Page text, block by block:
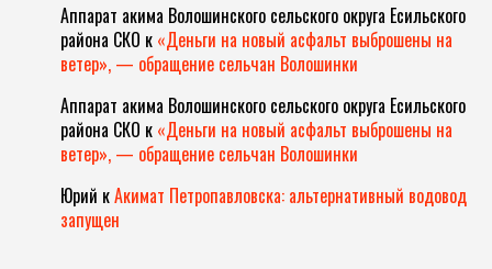
Аппарат акима Волошинского сельского округа Есильского
района СКО к «Деньги на новый асфальт выброшены на
ветер», — обращение сельчан Волошинки
Аппарат акима Волошинского сельского округа Есильского
района СКО к «Деньги на новый асфальт выброшены на
ветер», — обращение сельчан Волошинки
Юрий кАкимат Петропавловска: альтернативный водовод
запущен